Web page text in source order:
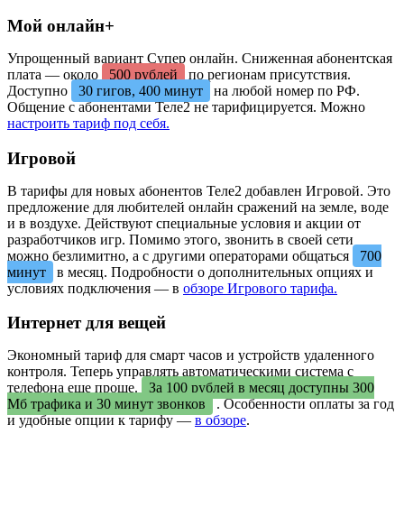
Мой онлайн+
Упрощенный вариант Супер онлайн. Сниженная абонентская
плата — около
500 рублей
по регионам присутствия.
Доступно
30 гигов, 400 минут
на любой номер по РФ.
Общение с абонентами Теле2 не тарифицируется. Можно
настроить тариф под себя.
Игровой
В тарифы для новых абонентов Теле2 добавлен Игровой. Это
предложение для любителей онлайн сражений на земле, воде
и в воздухе. Действуют специальные условия и акции от
разработчиков игр. Помимо этого, звонить в своей сети
можно безлимитно, а с другими операторами общаться
700
минут
в месяц. Подробности о дополнительных опциях и
условиях подключения — в обзоре Игрового тарифа.
Интернет для вещей
Экономный тариф для смарт часов и устройств удаленного
контроля. Теперь управлять автоматическими система с
телефона еще проще.
За 100 рублей в месяц доступны 300
Мб трафика и 30 минут звонков . Особенности оплаты за год
и удобные опции к тарифу —в обзоре.